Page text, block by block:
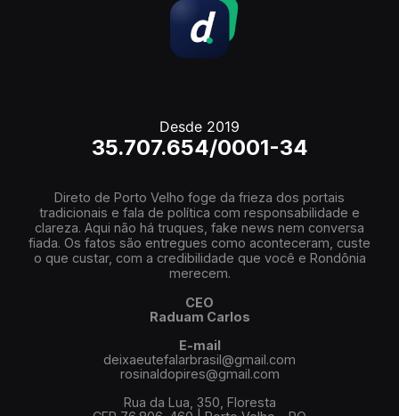
Desde 2019
35.707.654/0001-34
Direto de Porto Velho foge da frieza dos portais
tradicionais e fala de política com responsabilidade e
clareza. Aqui não há truques, fake news nem conversa
fiada. Os fatos são entregues como aconteceram, custe
o que custar, com a credibilidade que você e Rondônia
merecem.
CEO
Raduam Carlos
E-mail
deixaeutefalarbrasil@gmail.com
rosinaldopires@gmail.com
Rua da Lua, 350, Floresta